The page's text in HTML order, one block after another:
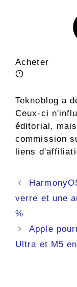
Acheter
Teknoblog a
Ceux-ci
éditorial,
commission
liens
Navigation
des
verre et une
%
Apple
Ultra et M5